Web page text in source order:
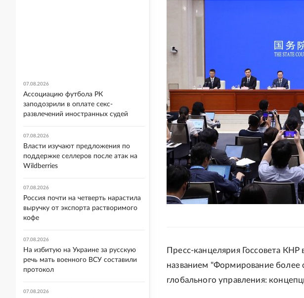
Пресс-канцелярия Госсовета
названием "Формирование более
глобального управления:
07.08.2026
Ассоциацию футбола РК
заподозрили в оплате секс-
развлечений иностранных судей
07.08.2026
Власти изучают предложения по
поддержке селлеров после атак на
Wildberries
07.08.2026
Россия почти на четверть нарастила
выручку от экспорта растворимого
кофе
07.08.2026
На избитую на Украине за русскую
речь мать военного ВСУ составили
протокол
07.08.2026